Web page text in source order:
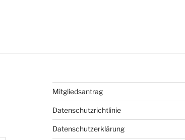
Mitgliedsantrag
Datenschutzrichtlinie
Datenschutzerklärung